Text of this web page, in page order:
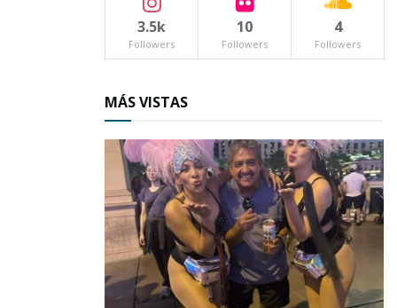
3.5k
Followers
10
Followers
4
Followers
MÁS VISTAS